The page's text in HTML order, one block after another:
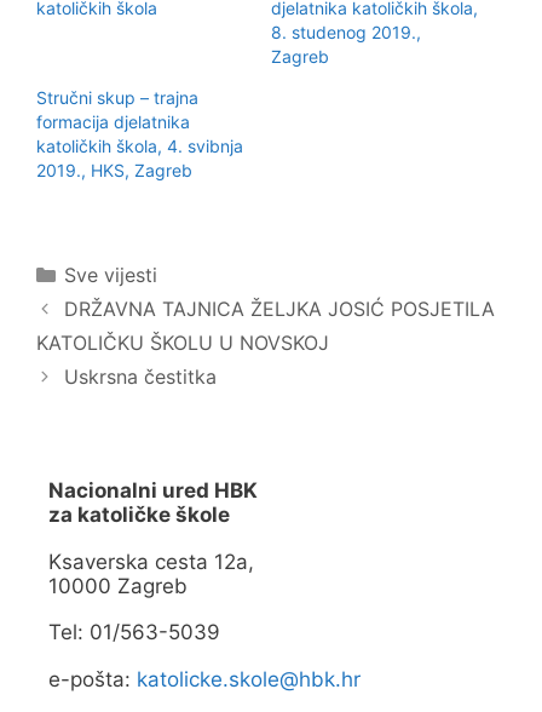
n
t
t
e
r
u
(
a
s
e
u
n
o
o
r
u
)
d
i
t
e
n
a
F
o
k
u
(
O
t
v
a
o
v
o
p
r
o
z
r
katoličkih škola
djelatnika katoličkih škola,
8. studenog 2019.,
Zagreb
Stručni skup – trajna
formacija djelatnika
katoličkih škola, 4. svibnja
2019., HKS, Zagreb
Kategorije
Sve vijesti
DRŽAVNA TAJNICA ŽELJKA JOSIĆ POSJETILA
KATOLIČKU ŠKOLU U NOVSKOJ
Uskrsna čestitka
Nacionalni ured HBK
za katoličke škole
Ksaverska cesta 12a,
10000 Zagreb
Tel: 01/563-5039
e-pošta: katolicke.skole@hbk.hr